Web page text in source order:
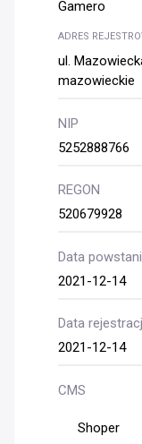
Gamero
ADRES
ul.
mazowieckie
NIP
5252888766
REGON
520679928
Data
2021-12-14
Data
2021-12-14
CMS
Shoper